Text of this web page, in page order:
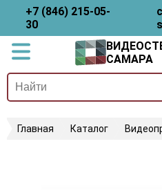
+7 (846) 215-05-
30
САМАРА
Главная Каталог